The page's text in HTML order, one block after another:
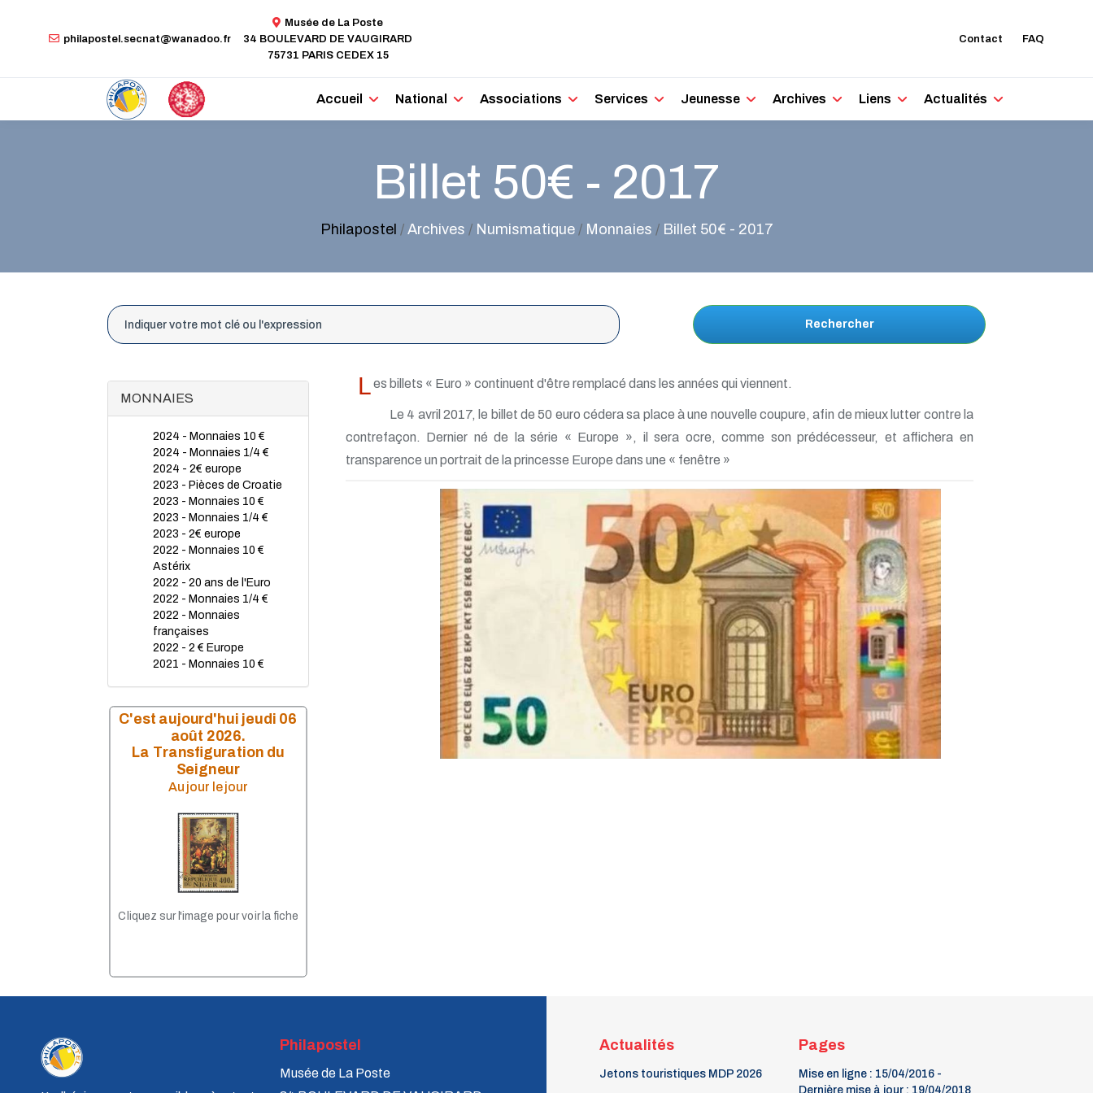
philapostel.secnat@wanadoo.fr
Musée de La Poste
34 BOULEVARD DE VAUGIRARD
75731 PARIS CEDEX 15
Contact FAQ
Accueil National Associations Services Jeunesse Archives Liens Actualités
Billet 50€ - 2017
Philapostel / Archives / Numismatique/ Monnaies / Billet 50€ - 2017
Rechercher
MONNAIES
2024 - Monnaies 10 €
2024 - Monnaies 1/4 €
2024 - 2€ europe
2023 - Pièces de Croatie
2023 - Monnaies 10 €
2023 - Monnaies 1/4 €
2023 - 2€ europe
2022 - Monnaies 10 €
Astérix
2022 - 20 ans de l'Euro
2022 - Monnaies 1/4 €
2022 - Monnaies
françaises
2022 - 2 € Europe
2021 - Monnaies 10 €
2020 - Monnaies 1/4 €
2020 - Monnaies 10€
2020 - 2 € Europe
2019 - Monnaies 10 €
2019 - Billets 100 - 200€
2019 - Monnaies 1/4 €
2019 - 2 € Europe
2018 - Monnaies 10 €
2017 - Monnaie 10€
2018 - Monnaies 2 €
2017 - Monnaies 2 €
2017 - Monnaie 20 €
2017 - Billet 50€
2016 - Monnaies 10 €
2015 - Pièces de Lituanie
C'est aujourd'hui jeudi 06
août 2026.
La Transfiguration du
Seigneur
Au jour le jour
Cliquez sur l'image pour voir la fiche
Les billets « Euro » continuent d'être remplacé dans les années qui viennent.
Le 4 avril 2017, le billet de 50 euro cédera sa place à une nouvelle coupure, afin de mieux lutter contre la
contrefaçon. Dernier né de la série « Europe », il sera ocre, comme son prédécesseur, et affichera en
transparence un portrait de la princesse Europe dans une « fenêtre »
Philapostel
Musée de La Poste
Actualités
Jetons touristiques MDP 2026
Pages
Mise en ligne : 15/04/2016 -
Dernière mise à jour : 19/04/2018